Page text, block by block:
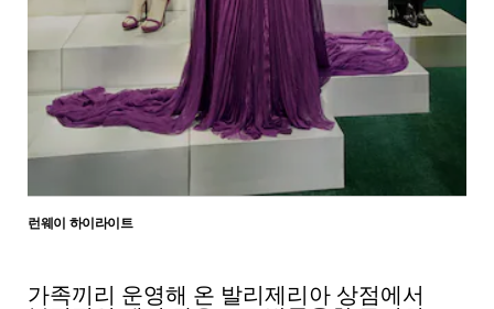
런웨이 하이라이트
가족끼리 운영해 온 발리제리아 상점에서